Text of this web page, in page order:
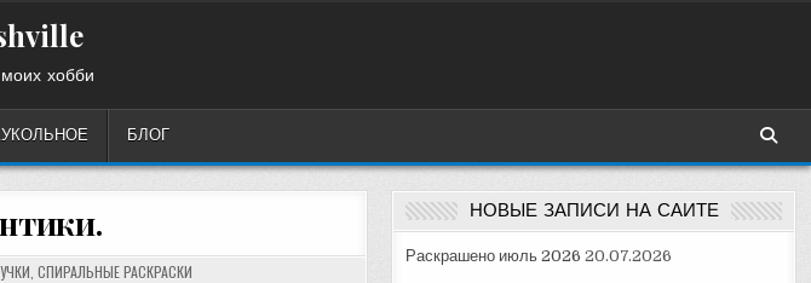
хобби
БЛОГ
СПИРАЛЬНЫЕ РАСКРАСКИ
НОВЫЕ ЗАПИСИ НА САЙТЕ
Раскрашено июль 2026 20.07.2026